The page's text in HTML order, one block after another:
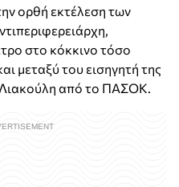
ορθή εκτέλεση των
στο κόκκινο τόσο
μεταξύ του εισηγητή της
από το ΠΑΣΟΚ.